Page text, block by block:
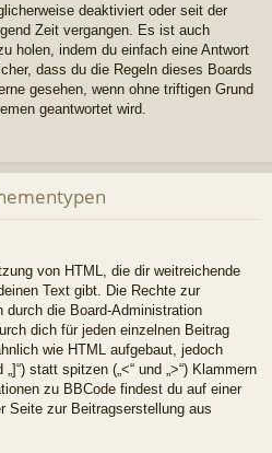
deaktiviert oder seit der
Zeit vergangen. Es ist auch
holen, indem du einfach eine Antwort
dass du die Regeln dieses Boards
gesehen, wenn ohne triftigen Grund
geantwortet wird.
von HTML, die dir weitreichende
Text gibt. Die Rechte zur
durch die Board-Administration
dich für jeden einzelnen Beitrag
wie HTML aufgebaut, jedoch
statt spitzen („<“ und „>“) Klammern
zu BBCode findest du auf einer
Seite zur Beitragserstellung aus